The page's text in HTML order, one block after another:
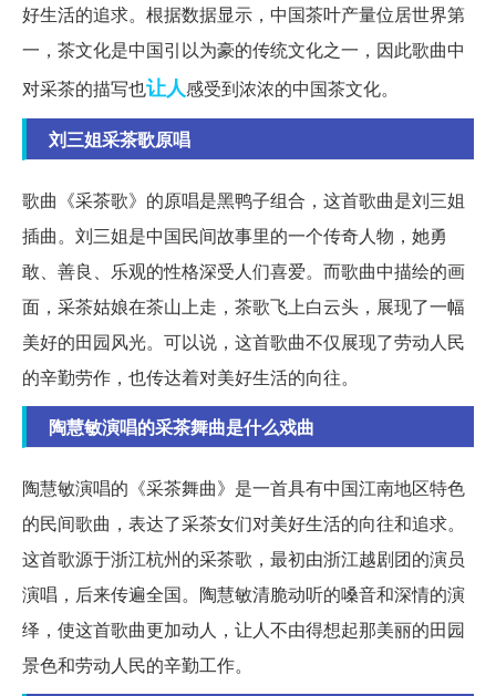
好生活的追求。根据数据显示，中国茶叶产量位居世界第
一，茶文化是中国引以为豪的传统文化之一，因此歌曲中
对采茶的描写也让人感受到浓浓的中国茶文化。
刘三姐采茶歌原唱
歌曲《采茶歌》的原唱是黑鸭子组合，这首歌曲是刘三姐
插曲。刘三姐是中国民间故事里的一个传奇人物，她勇
敢、善良、乐观的性格深受人们喜爱。而歌曲中描绘的画
面，采茶姑娘在茶山上走，茶歌飞上白云头，展现了一幅
美好的田园风光。可以说，这首歌曲不仅展现了劳动人民
的辛勤劳作，也传达着对美好生活的向往。
陶慧敏演唱的采茶舞曲是什么戏曲
陶慧敏演唱的《采茶舞曲》是一首具有中国江南地区特色
的民间歌曲，表达了采茶女们对美好生活的向往和追求。
这首歌源于浙江杭州的采茶歌，最初由浙江越剧团的演员
演唱，后来传遍全国。陶慧敏清脆动听的嗓音和深情的演
绎，使这首歌曲更加动人，让人不由得想起那美丽的田园
景色和劳动人民的辛勤工作。